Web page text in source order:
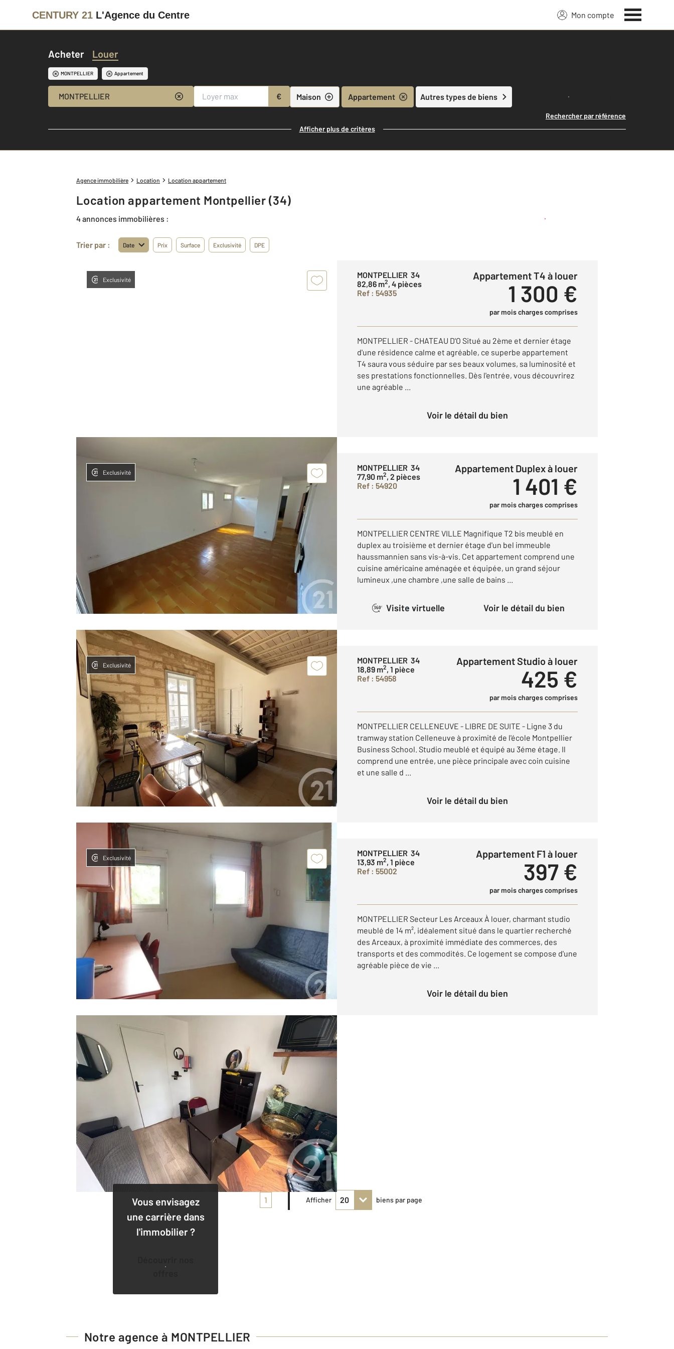
CENTURY 21 L'Agence du Centre Mon compte
Acheter Louer
MONTPELLIER Appartement
MONTPELLIER € Maison Appartement Autres types de biens Lancer ma recherche
Rechercher par référence
Afficher plus de critères
Agence immobilière Location Location appartement
Location appartement Montpellier (34)
4 annonces immobilières : Créer une alerte
Trier par : Date Prix Surface Exclusivité DPE
Exclusivité
MONTPELLIER 34
82,86 m2, 4 pièces
Ref : 54935
Appartement T4 à louer
1 300 €
par mois charges comprises
MONTPELLIER - CHATEAU D'O Situé au 2ème et dernier étage
d'une résidence calme et agréable, ce superbe appartement
T4 saura vous séduire par ses beaux volumes, sa luminosité et
ses prestations fonctionnelles. Dès l'entrée, vous découvrirez
une agréable ...
Voir le détail du bien
Exclusivité
MONTPELLIER 34
77,90 m2, 2 pièces
Ref : 54920
Appartement Duplex à louer
1 401 €
par mois charges comprises
MONTPELLIER CENTRE VILLE Magnifique T2 bis meublé en
duplex au troisième et dernier étage d'un bel immeuble
haussmannien sans vis-à-vis. Cet appartement comprend une
cuisine américaine aménagée et équipée, un grand séjour
lumineux ,une chambre ,une salle de bains ...
360° Visite virtuelle Voir le détail du bien
Exclusivité
MONTPELLIER 34
18,89 m2, 1 pièce
Ref : 54958
Appartement Studio à louer
425 €
par mois charges comprises
MONTPELLIER CELLENEUVE - LIBRE DE SUITE - Ligne 3 du
tramway station Celleneuve à proximité de l'école Montpellier
Business School. Studio meublé et équipé au 3éme étage. Il
comprend une entrée, une pièce principale avec coin cuisine
et une salle d ...
Voir le détail du bien
Exclusivité
MONTPELLIER 34
13,93 m2, 1 pièce
Ref : 55002
Appartement F1 à louer
397 €
par mois charges comprises
MONTPELLIER Secteur Les Arceaux À louer, charmant studio
meublé de 14 m², idéalement situé dans le quartier recherché
des Arceaux, à proximité immédiate des commerces, des
transports et des commodités. Ce logement se compose d'une
agréable pièce de vie ...
Voir le détail du bien
Vous envisagez
une carrière dans
l'immobilier ?
1 Afficher biens par page
Notre agence à MONTPELLIER